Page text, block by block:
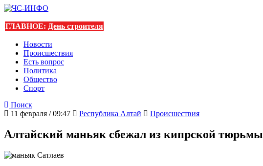
ГЛАВНОЕ: День строителя
Новости
Происшествия
Есть вопрос
Политика
Общество
Спорт
Поиск
11 февраля / 09:47
Республика Алтай Происшествия
Алтайский маньяк сбежал из кипрской тюрьмы